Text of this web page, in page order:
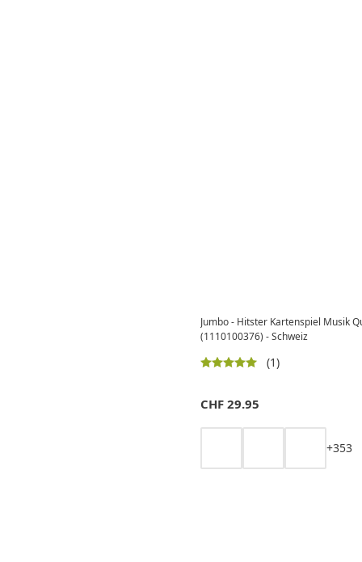
Jumbo - Hitster Kartenspiel Musik
(1110100376) - Schweiz
(1)
CHF 29.95
+353